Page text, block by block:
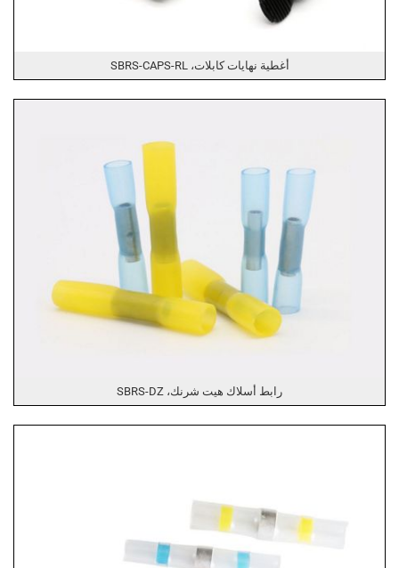
أغطية نهايات كابلات، SBRS-CAPS-RL
رابط أسلاك هيت شرنك، SBRS-DZ